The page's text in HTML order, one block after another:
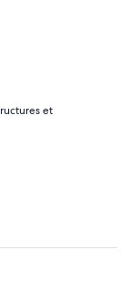
et